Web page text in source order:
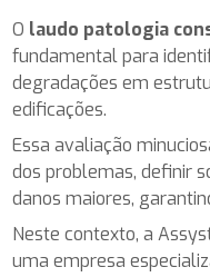
O laudo patologia
fundamental para
degradações em
edificações.
Essa avaliação
dos problemas, definir
danos maiores,
Neste contexto, a
uma empresa